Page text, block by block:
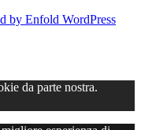
by Enfold WordPress
da parte nostra.